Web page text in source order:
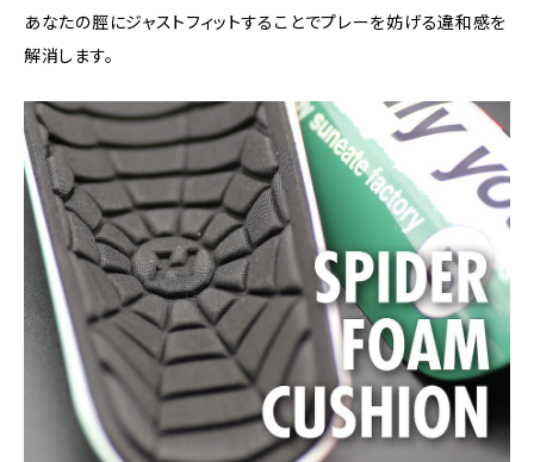
あなたの脛にジャストフィットすることでプレーを妨げる違和感を
解消します。